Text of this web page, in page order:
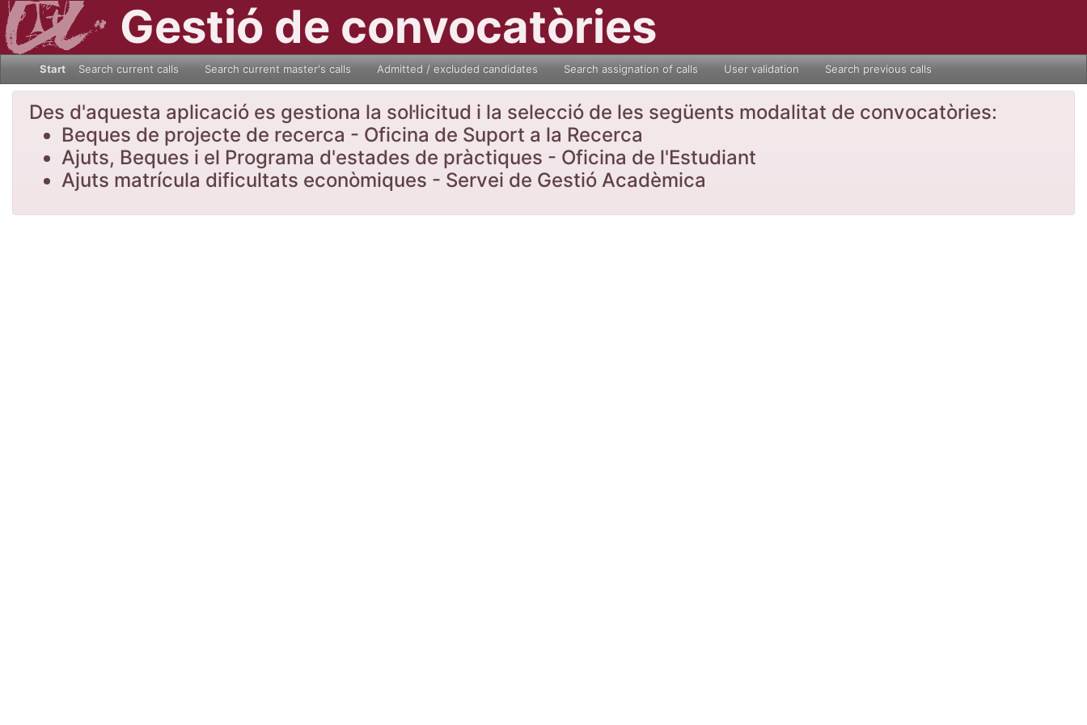
Gestió de convocatòries
Start Search current calls Search current master's calls Admitted / excluded candidates Search assignation of calls User validation Search previous calls
Des d'aquesta aplicació es gestiona la sol·licitud i la selecció de les següents modalitat de convocatòries:
Beques de projecte de recerca - Oficina de Suport a la Recerca
Ajuts, Beques i el Programa d'estades de pràctiques - Oficina de l'Estudiant
Ajuts matrícula dificultats econòmiques - Servei de Gestió Acadèmica